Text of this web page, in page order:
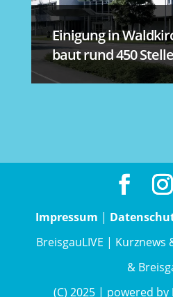
Einigung in
baut rund 450
Impressum |
BreisgauLIVE | Kurznews
&
(C) 2025 | powered by